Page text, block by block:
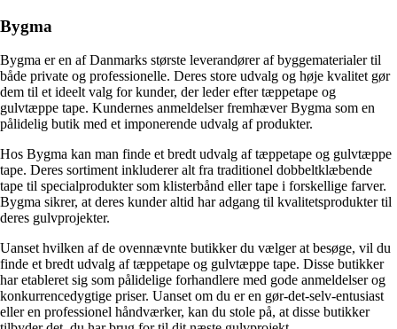
Bygma
Bygma er en af Danmarks største leverandører af byggematerialer til
både private og professionelle. Deres store udvalg og høje kvalitet gør
dem til et ideelt valg for kunder, der leder efter tæppetape og
gulvtæppe tape. Kundernes anmeldelser fremhæver Bygma som en
pålidelig butik med et imponerende udvalg af produkter.
Hos Bygma kan man finde et bredt udvalg af tæppetape og gulvtæppe
tape. Deres sortiment inkluderer alt fra traditionel dobbeltklæbende
tape til specialprodukter som klisterbånd eller tape i forskellige farver.
Bygma sikrer, at deres kunder altid har adgang til kvalitetsprodukter til
deres gulvprojekter.
Uanset hvilken af de ovennævnte butikker du vælger at besøge, vil du
finde et bredt udvalg af tæppetape og gulvtæppe tape. Disse butikker
har etableret sig som pålidelige forhandlere med gode anmeldelser og
konkurrencedygtige priser. Uanset om du er en gør-det-selv-entusiast
eller en professionel håndværker, kan du stole på, at disse butikker